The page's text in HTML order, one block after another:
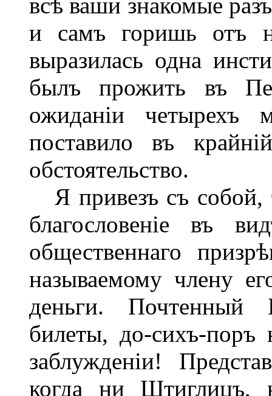
и самъ горишь отъ
выразилась одна
былъ прожить въ
ожиданіи четырехъ
поставило въ
обстоятельство.
Я привезъ съ собой,
благословеніе въ
общественнаго
называемому члену
деньги. Почтенный
билеты, до-сихъ-поръ
заблужденіи!
когда ни Штиглицъ,